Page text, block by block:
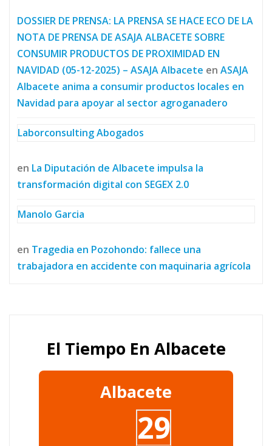
DOSSIER DE PRENSA: LA PRENSA SE HACE ECO DE LA
NOTA DE PRENSA DE ASAJA ALBACETE SOBRE
CONSUMIR PRODUCTOS DE PROXIMIDAD EN
NAVIDAD (05-12-2025) – ASAJA Albacete en ASAJA
Albacete anima a consumir productos locales en
Navidad para apoyar al sector agroganadero
Laborconsulting Abogados
en La Diputación de Albacete impulsa la
transformación digital con SEGEX 2.0
Manolo Garcia
en Tragedia en Pozohondo: fallece una
trabajadora en accidente con maquinaria agrícola
El Tiempo En Albacete
Albacete
29